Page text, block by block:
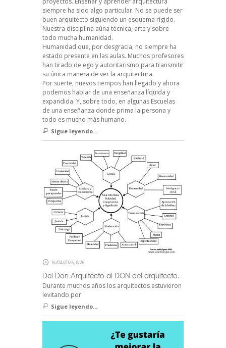
siempre ha sido algo particular. No se puede ser
buen arquitecto siguiendo un esquema rígido.
Nuestra disciplina aúna técnica, arte y sobre
todo mucha humanidad.
Humanidad que, por desgracia, no siempre ha
estado presente en las aulas. Muchos profesores
han tirado de ego y autoritarismo para transmitir
su única manera de ver la arquitectura.
Por suerte, nuevos tiempos han llegado y ahora
podemos hablar de una enseñanza líquida y
expandida. Y, sobre todo, en algunas Escuelas
de una enseñanza donde prima la persona y
todo es mucho más humano.
Sigue leyendo...
16/04/2026, 8:26
Del Don Arquitecto al DON del arquitecto.
Durante muchos años los arquitectos estuvieron
levitando por
Sigue leyendo...